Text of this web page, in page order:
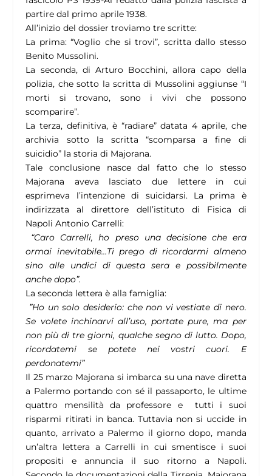
partire dal primo aprile 1938.
All’inizio del dossier troviamo tre scritte:
La prima: “Voglio che si trovi”, scritta dallo stesso
Benito Mussolini.
La seconda, di Arturo Bocchini, allora capo della
polizia, che sotto la scritta di Mussolini aggiunse “I
morti si trovano, sono i vivi che possono
scomparire”.
La terza, definitiva, è “radiare” datata 4 aprile, che
archivia sotto la scritta “scomparsa a fine di
suicidio” la storia di Majorana.
Tale conclusione nasce dal fatto che lo stesso
Majorana aveva lasciato due lettere in cui
esprimeva l’intenzione di suicidarsi. La prima è
indirizzata al direttore dell’istituto di Fisica di
Napoli Antonio Carrelli:
“Caro Carrelli, ho preso una decisione che era
ormai inevitabile…Ti prego di ricordarmi almeno
sino alle undici di questa sera e possibilmente
anche dopo”.
La seconda lettera è alla famiglia:
”Ho un solo desiderio: che non vi vestiate di nero.
Se volete inchinarvi all’uso, portate pure, ma per
non più di tre giorni, qualche segno di lutto. Dopo,
ricordatemi se potete nei vostri cuori. E
perdonatemi”
Il 25 marzo Majorana si imbarca su una nave diretta
a Palermo portando con sé il passaporto, le ultime
quattro mensilità da professore e tutti i suoi
risparmi ritirati in banca. Tuttavia non si uccide in
quanto, arrivato a Palermo il giorno dopo, manda
un’altra lettera a Carrelli in cui smentisce i suoi
propositi e annuncia il suo ritorno a Napoli.